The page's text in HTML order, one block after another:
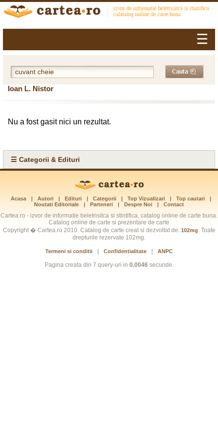
☰
Ioan L. Nistor
Nu a fost gasit nici un rezultat.
☰ Categorii & Edituri
Acasa | Autori | Edituri | Categorii | Top Vizualizari | Top cautari
|
Noutati Editoriale
| Parteneri | Despre Noi | Contact
Cartea.ro - izvor de informatie beletrisitca si stintifica, catalog online de carte buna.
Catalog online de carte si prezentare de carte
Copyright � Cartea.ro 2010. Catalog de carte creat si dezvoltat de: 102mg. Toate
drepturile rezervate 102mg.
Termeni si conditii Confidentialitate ANPC
Pagina creata din 7 query-uri in 0.0046 secunde.